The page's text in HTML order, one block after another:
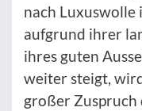
nach
aufgrund ihrer
ihres guten
weiter steigt,
großer Zuspruch